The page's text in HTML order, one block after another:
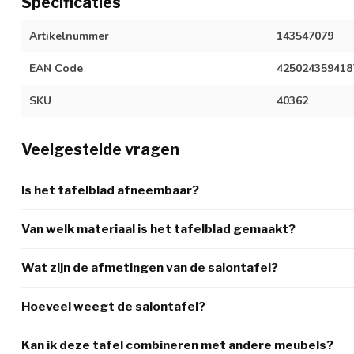
Artikelnummer 143547079
EAN Code
SKU 40362
Veelgestelde vragen
Is het tafelblad afneembaar?
Van welk materiaal is het tafelblad gemaakt?
Wat zijn de afmetingen van de salontafel?
Hoeveel weegt de salontafel?
Kan ik deze tafel combineren met andere meubels?